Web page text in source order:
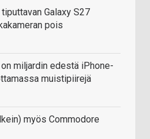
Galaxy S27
pois
miljardin edestä iPhone-
muistipiirejä
myös Commodore